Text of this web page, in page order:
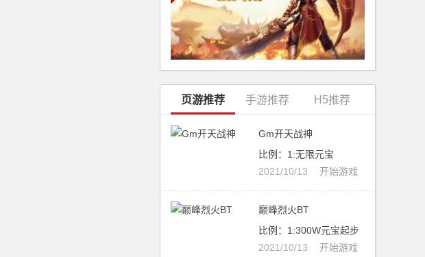
页游推荐 手游推荐 H5推荐
Gm开天战神
比例：1:无限元宝
开始游戏
2021/10/13
巅峰烈火BT
比例：1:300W元宝起步
开始游戏
2021/10/13